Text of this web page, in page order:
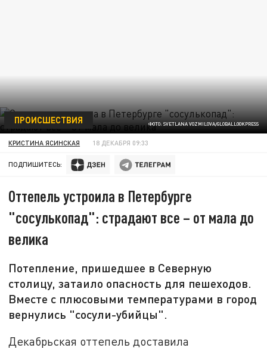
ФОТО: SVETLANA VOZMILOVA/GLOBALLOOKPRESS
ПРОИСШЕСТВИЯ
КРИСТИНА ЯСИНСКАЯ 18 ДЕКАБРЯ 09:33
ПОДПИШИТЕСЬ:
Оттепель устроила в Петербурге
"сосулькопад": страдают все – от мала до
велика
Потепление, пришедшее в Северную
столицу, затаило опасность для пешеходов.
Вместе с плюсовыми температурами в город
вернулись "сосули-убийцы".
Декабрьская оттепель доставила